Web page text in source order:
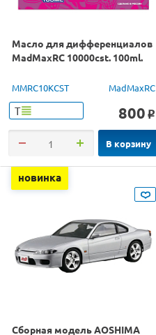
Масло для дифференциалов
MadMaxRC 10000cst. 100ml.
MMRC10KCST MadMaxRC
Т 800 o
В корзину
новинка
Сборная модель AOSHIMA